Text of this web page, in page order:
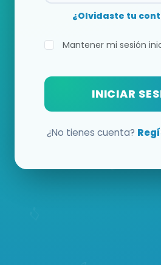
¿Olvidaste tu
Mantener mi sesión
INICIAR
¿No tienes cuenta?